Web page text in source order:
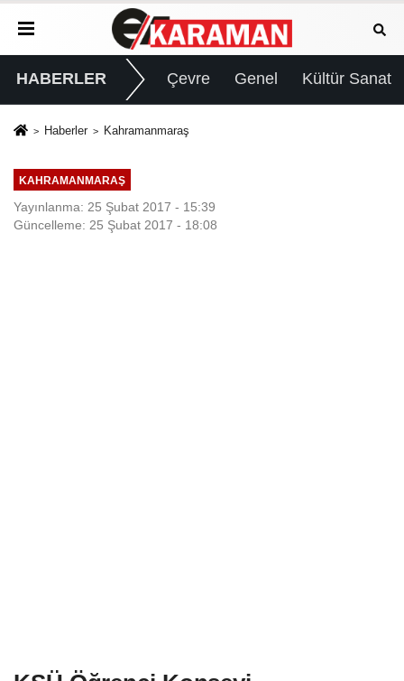
HABERLER Çevre Genel Kültür Sanat
Haberler Kahramanmaraş
KAHRAMANMARAŞ
Yayınlanma: 25 Şubat 2017 - 15:39
Güncelleme: 25 Şubat 2017 - 18:08